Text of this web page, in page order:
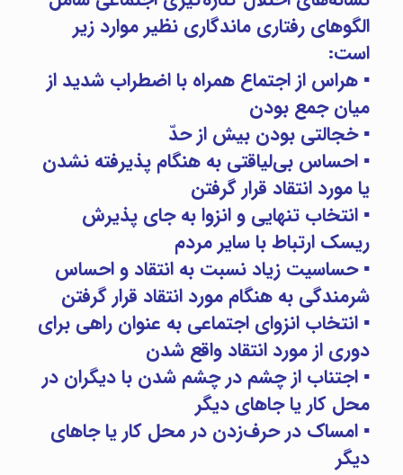
الگوهای رفتاری ماندگاری نظیر موارد زیر
است:
▪ هراس از اجتماع همراه با اضطراب شدید از
میان جمع بودن
▪ خجالتی بودن بیش از حدّ
▪ احساس بی‌لیاقتی به هنگام پذیرفته‌ نشدن
یا مورد انتقاد قرار گرفتن
▪ انتخاب تنهایی و انزوا به جای پذیرش
ریسک ارتباط با سایر مردم
▪ حساسیت زیاد نسبت به انتقاد و احساس
شرمندگی به هنگام مورد انتقاد قرار گرفتن
▪ انتخاب انزوای اجتماعی به عنوان راهی برای
دوری از مورد انتقاد واقع شدن
▪ اجتناب از چشم در چشم شدن با دیگران در
محل کار یا جاهای دیگر
▪ امساک در حرف‌زدن در محل کار یا جاهای
دیگر